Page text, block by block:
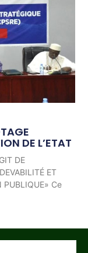
DE L’ETAT
DE
ET
PUBLIQUE» Ce